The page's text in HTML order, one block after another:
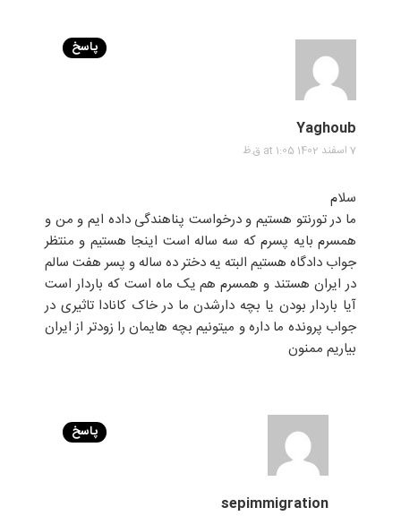
Yaghoub
7 اسفند 1402 at 1:05 ق.ظ
پاسخ
سلام
ما در تورنتو هستیم و درخواست پناهندگی داده ایم و من و
همسرم بایه پسرم که سه ساله است اینجا هستیم و منتظر
جواب دادگاه هستیم البته یه دختر ده ساله و پسر هفت سالم
در ایران هستند و همسرم هم یک ماه است که باردار است
آیا باردار بودن یا بچه دارشدن ما در خاک کانادا تاثیری در
جواب پرونده ما داره و میتونیم بچه هایمان را زودتر از ایران
بیاریم ممنون
sepimmigration
پاسخ